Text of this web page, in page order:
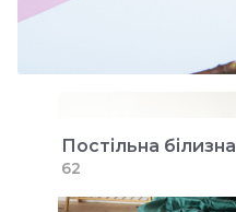
Постільна білизна
62